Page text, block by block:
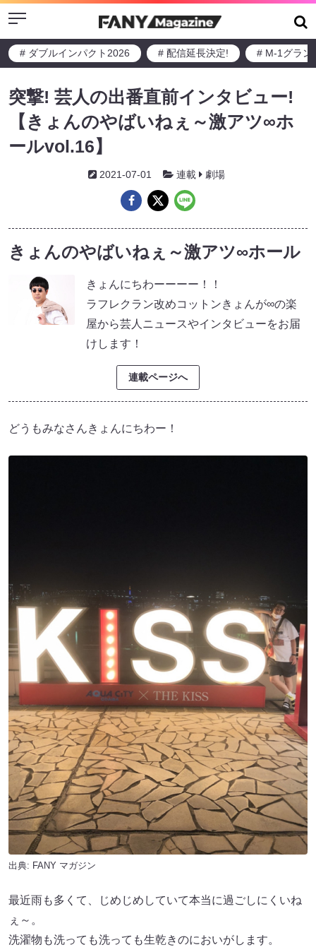
Menu
# ダブルインパクト2026 # 配信延長決定! # M-1グラン
突撃! 芸人の出番直前インタビュー!
【きょんのやばいねぇ～激アツ∞ホ
ールvol.16】
2021-07-01 連載 劇場
きょんのやばいねぇ～激アツ∞ホール
きょんにちわーーーー！！
ラフレクラン改めコットンきょんが∞の楽
屋から芸人ニュースやインタビューをお届
けします！
連載ページへ
どうもみなさんきょんにちわー！
出典: FANY マガジン
最近雨も多くて、じめじめしていて本当に過ごしにくいね
ぇ～。
洗濯物も洗っても洗っても生乾きのにおいがします。